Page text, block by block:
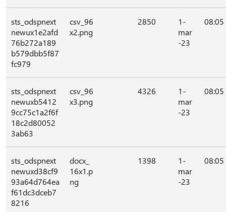
sts_odspnext
newux1e2afd
76b272a189
b579dbb5f87
fc979
csv_96
x2.png
2850
1-
mar
-23
08:05
sts_odspnext
newuxb5412
9cc75c1a2f6f
18c2d80052
3ab63
csv_96
x3.png
4326
1-
mar
-23
08:05
sts_odspnext
newuxd38cf9
93a64d764ea
f61dc3dceb7
8216
docx_
16x1.p
ng
1398
1-
mar
-23
08:05